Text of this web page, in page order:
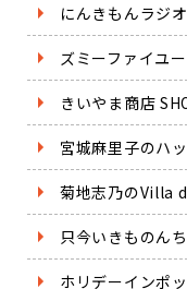
にんきもんラジ
ズミーファイユ
きいやま商店
宮城麻里子のハ
菊地志乃のVilla
只今いきものん
ホリデーインポ